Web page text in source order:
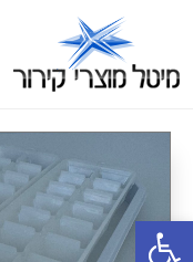
פתח סרגל נגישות